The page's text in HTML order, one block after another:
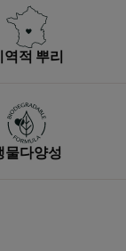
역적 뿌리
물다양성